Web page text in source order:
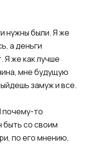
нужны были. Я же
а деньги
Я же как лучше
мне будущую
замуж и все.
почему-то
быть со своим
по его мнению,